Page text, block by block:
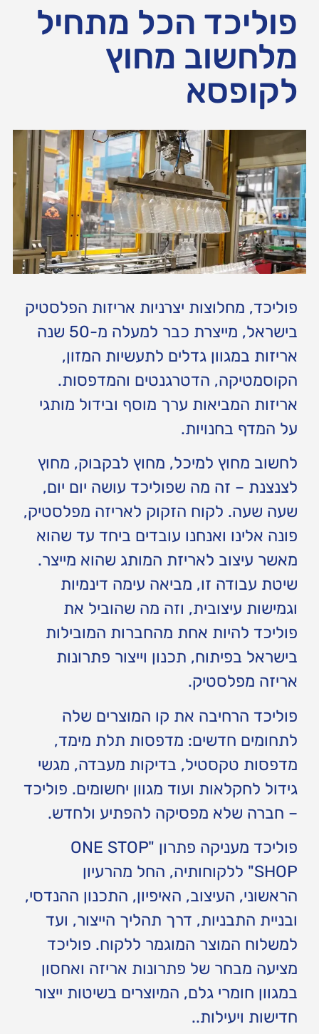
פוליכד הכל מתחיל
מלחשוב מחוץ
לקופסא
פוליכד, מחלוצות יצרניות אריזות הפלסטיק
בישראל, מייצרת כבר למעלה מ-50 שנה
אריזות במגוון גדלים לתעשיות המזון,
הקוסמטיקה, הדטרגנטים והמדפסות.
אריזות המביאות ערך מוסף ובידול מותגי
על המדף בחנויות.
לחשוב מחוץ למיכל, מחוץ לבקבוק, מחוץ
לצנצנת – זה מה שפוליכד עושה יום יום,
שעה שעה. לקוח הזקוק לאריזה מפלסטיק,
פונה אלינו ואנחנו עובדים ביחד עד שהוא
מאשר עיצוב לאריזת המותג שהוא מייצר.
שיטת עבודה זו, מביאה עימה דינמיות
וגמישות עיצובית, וזה מה שהוביל את
פוליכד להיות אחת מהחברות המובילות
בישראל בפיתוח, תכנון וייצור פתרונות
אריזה מפלסטיק.
פוליכד הרחיבה את קו המוצרים שלה
לתחומים חדשים: מדפסות תלת מימד,
מדפסות טקסטיל, בדיקות מעבדה, מגשי
גידול לחקלאות ועוד מגוון יחשומים. פוליכד
– חברה שלא מפסיקה להפתיע ולחדש.
פוליכד מעניקה פתרון "ONE STOP
SHOP" ללקוחותיה, החל מהרעיון
הראשוני, העיצוב, האיפיון, התכנון ההנדסי,
ובניית התבניות, דרך תהליך הייצור, ועד
למשלוח המוצר המוגמר ללקוח. פוליכד
מציעה מבחר של פתרונות אריזה ואחסון
במגוון חומרי גלם, המיוצרים בשיטות ייצור
חדישות ויעילות..